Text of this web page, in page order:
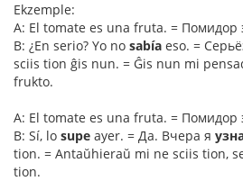
Ekzemple:
A: El tomate es una fruta. = Помидор
B: ¿En serio? Yo no sabía eso. =
sciis tion ĝis nun. = Ĝis nun mi
frukto.
A: El tomate es una fruta. = Помидор
B: Sí, lo supe ayer. = Да. Вчера я
tion. = Antaŭhieraŭ mi ne sciis tion,
tion.